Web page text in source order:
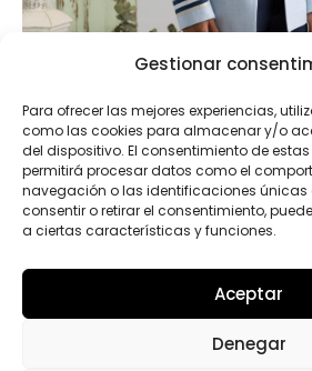
Gestionar
Para ofrecer las mejores experiencias,
como las cookies para almacenar y/o
del dispositivo. El consentimiento de
permitirá procesar datos como el
navegación o las identificaciones únicas
consentir o retirar el consentimiento,
a ciertas características y funciones.
Aceptar
Denegar